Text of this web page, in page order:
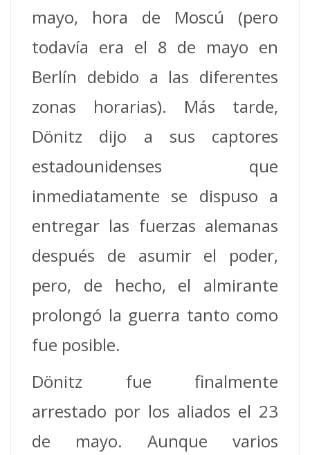
mayo, hora de Moscú (pero
todavía era el 8 de mayo en
Berlín debido a las diferentes
zonas horarias). Más tarde,
Dönitz dijo a sus captores
estadounidenses que
inmediatamente se dispuso a
entregar las fuerzas alemanas
después de asumir el poder,
pero, de hecho, el almirante
prolongó la guerra tanto como
fue posible.
Dönitz fue finalmente
arrestado por los aliados el 23
de mayo. Aunque varios